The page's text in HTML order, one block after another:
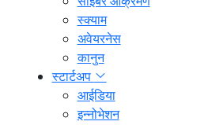
स्क्याम
अवेयरनेस
कानुन
स्टार्टअप
आईडिया
इन्नोभेशन